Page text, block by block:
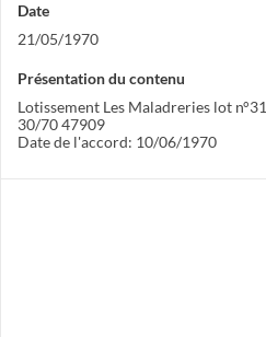
Date
21/05/1970
Présentation du contenu
Lotissement Les Maladreries lot n°31
30/70 47909
Date de l'accord: 10/06/1970